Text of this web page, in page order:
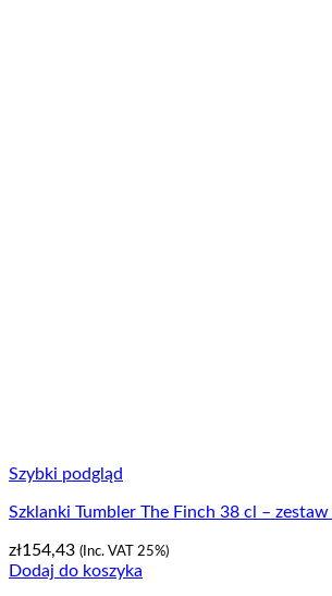
Szybki podgląd
Szklanki Tumbler The Finch 38 cl –
zł154,43 (Inc. VAT 25%)
Dodaj do koszyka